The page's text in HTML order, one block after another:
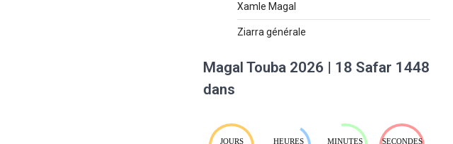
Xamle Magal
Ziarra générale
Magal Touba 2026 | 18 Safar 1448
dans
JOURS HEURES MINUTES SECONDES